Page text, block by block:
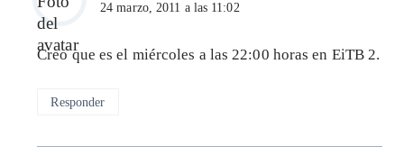
24 marzo, 2011 a las 11:02
Creo que es el miércoles a las 22:00 horas en EiTB 2.
Responder